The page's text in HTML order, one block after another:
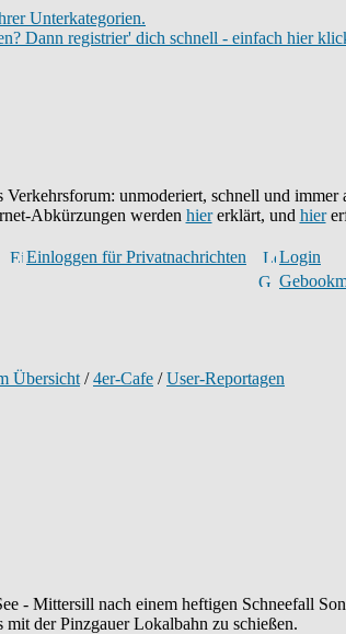
Unterkategorien.
Dann registrier' dich schnell - einfach hier
Verkehrsforum: unmoderiert, schnell und immer
Abkürzungen werden hiererklärt, und hier
Einloggen für Privatnachrichten
Login
Übersicht /4er-Cafe /User-Reportagen
- Mittersill nach einem heftigen Schneefall
der Pinzgauer Lokalbahn zu schießen.